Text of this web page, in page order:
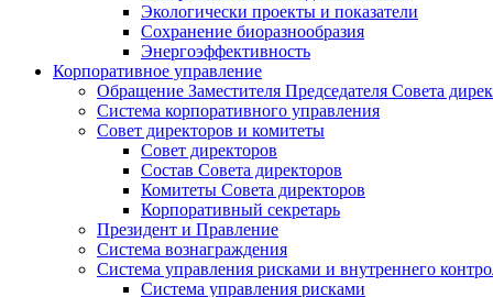
Экологически проекты и показатели
Сохранение биоразнообразия
Энергоэффективность
Корпоративное управление
Обращение Заместителя Председателя Совета
Система корпоративного управления
Совет директоров и комитеты
Совет директоров
Состав Совета директоров
Комитеты Совета директоров
Корпоративный секретарь
Президент и Правление
Система вознаграждения
Система управления рисками и внутреннего
Система управления рисками